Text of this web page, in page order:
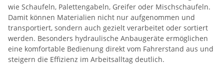
wie Schaufeln, Palettengabeln, Greifer oder Mischschaufeln.
Damit können Materialien nicht nur aufgenommen und
transportiert, sondern auch gezielt verarbeitet oder sortiert
werden. Besonders hydraulische Anbaugeräte ermöglichen
eine komfortable Bedienung direkt vom Fahrerstand aus und
steigern die Effizienz im Arbeitsalltag deutlich.